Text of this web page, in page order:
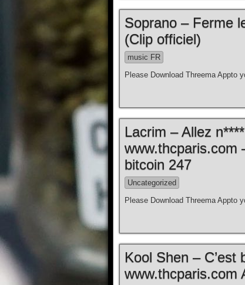
Soprano – Ferme
(Clip officiel)
music FR
Please Download Threema Appto
Lacrim – Allez
www.thcparis.com
bitcoin 247
Uncategorized
Please Download Threema Appto
Kool Shen –
www.thcparis.com